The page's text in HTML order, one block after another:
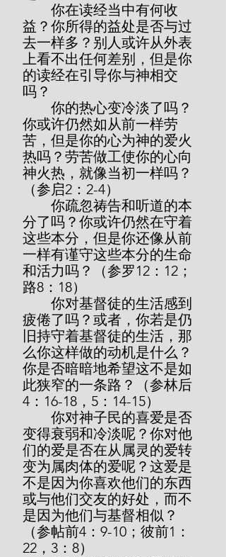
益？你所得的益处是否与过
去一样多？别人或许从外表
上看不出任何差别，但是你
的读经在引导你与神相交
吗？
你或许仍然如从前一样劳
苦，但是你的心为神的爱火
热吗？劳苦做工使你的心向
神火热，就像当初一样吗？
（参启2：2-4）
分了吗？你或许仍然在守着
这些本分，但是你还像从前
一样有谨守这些本分的生命
和活力吗？（参罗12：12；
路8：18）
疲倦了吗？或者，你若是仍
旧持守着基督徒的生活，那
么你这样做的动机是什么？
你是否暗暗地希望这不是如
此狭窄的一条路？（参林后
4：16-18，5：14-15）
变得衰弱和冷淡呢？你对他
们的爱是否在从属灵的爱转
变为属肉体的爱呢？这爱是
不是因为你喜欢他们的东西
或与他们交友的好处，而不
是因为他们与基督相似？
（参帖前4：9-10；彼前1：
22，3：8）